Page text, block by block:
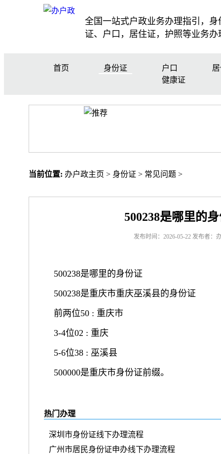
全国一站式户政业务办理指引，身
证、户口，居住证，护照等业务办
首页 身份证 户口
健康证
当前位置: 办户政主页 > 身份证 > 常见问题 >
500238是哪里的
发布时间：2026-05-22 发布者：
500238是哪里的身份证
500238是重庆市重庆巫溪县的身份证
前两位50 : 重庆市
3-4位02 : 重庆
5-6位38 : 巫溪县
500000是重庆市身份证前缀。
热门办理
深圳市身份证线下办理流程
广州市居民身份证申办线下办理流程